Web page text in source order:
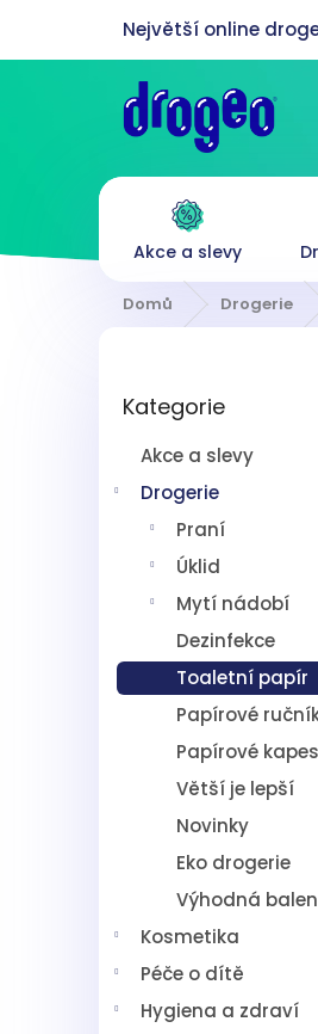
obsah
Akce a slevy
Domů Drogerie
kategorie
Kategorie
Akce a slevy
Drogerie
Praní
Úklid
Mytí nádobí
Dezinfekce
Toaletní papír
Papírové
Papírové
Větší je lepší
Novinky
Eko drogerie
Výhodná
Kosmetika
Péče o dítě
Hygiena a zdraví